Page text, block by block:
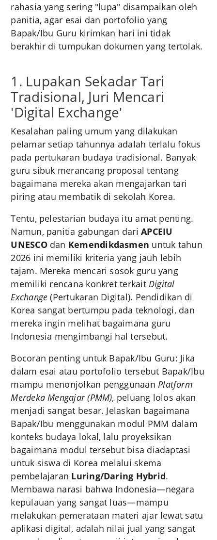
rahasia yang sering "lupa" disampaikan oleh
panitia, agar esai dan portofolio yang
Bapak/Ibu Guru kirimkan hari ini tidak
berakhir di tumpukan dokumen yang tertolak.
1. Lupakan Sekadar Tari
Tradisional, Juri Mencari
'Digital Exchange'
Kesalahan paling umum yang dilakukan
pelamar setiap tahunnya adalah terlalu fokus
pada pertukaran budaya tradisional. Banyak
guru sibuk merancang proposal tentang
bagaimana mereka akan mengajarkan tari
piring atau membatik di sekolah Korea.
Tentu, pelestarian budaya itu amat penting.
Namun, panitia gabungan dariAPCEIU
UNESCOdan Kemendikdasmen untuk tahun
2026 ini memiliki kriteria yang jauh lebih
tajam. Mereka mencari sosok guru yang
memiliki rencana konkret terkait Digital
Exchange (Pertukaran Digital). Pendidikan di
Korea sangat bertumpu pada teknologi, dan
mereka ingin melihat bagaimana guru
Indonesia mengimbangi hal tersebut.
Bocoran penting untuk Bapak/Ibu Guru: Jika
dalam esai atau portofolio tersebut Bapak/Ibu
mampu menonjolkan penggunaan Platform
Merdeka Mengajar (PMM), peluang lolos akan
menjadi sangat besar. Jelaskan bagaimana
Bapak/Ibu menggunakan modul PMM dalam
konteks budaya lokal, lalu proyeksikan
bagaimana modul tersebut bisa diadaptasi
untuk siswa di Korea melalui skema
pembelajaran Luring/Daring Hybrid.
Membawa narasi bahwa Indonesia—negara
kepulauan yang sangat luas—mampu
melakukan pemerataan materi ajar lewat satu
aplikasi digital, adalah nilai jual yang sangat